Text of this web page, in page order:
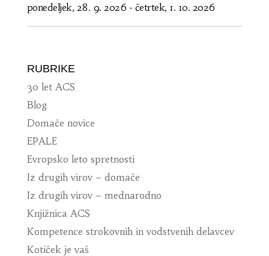
ponedeljek, 28. 9. 2026 - četrtek, 1. 10. 2026
RUBRIKE
30 let ACS
Blog
Domače novice
EPALE
Evropsko leto spretnosti
Iz drugih virov – domače
Iz drugih virov – mednarodno
Knjižnica ACS
Kompetence strokovnih in vodstvenih delavcev
Kotiček je vaš